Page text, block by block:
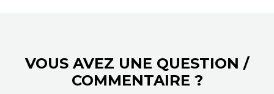
VOUS AVEZ UNE QUESTION /
COMMENTAIRE ?